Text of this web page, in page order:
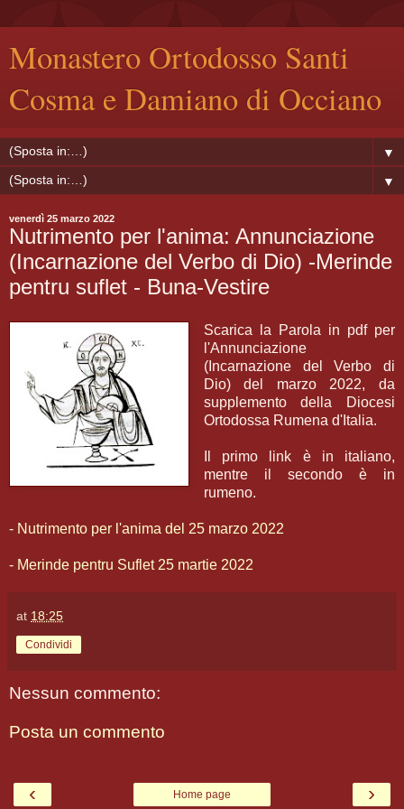
Monastero Ortodosso Santi
Cosma e Damiano di Occiano
▼
▼
venerdì 25 marzo 2022
Nutrimento per l'anima: Annunciazione
(Incarnazione del Verbo di Dio) -Merinde
pentru suflet - Buna-Vestire
Scarica la Parola in pdf per
l'Annunciazione
(Incarnazione del Verbo di
Dio) del marzo 2022, da
supplemento della Diocesi
Ortodossa Rumena d'Italia.
Il primo link è in italiano,
mentre il secondo è in
rumeno.
- Nutrimento per l'anima del 25 marzo 2022
- Merinde pentru Suflet 25 martie 2022
at 18:25
Condividi
Nessun commento:
Posta un commento
‹ ›
Home page